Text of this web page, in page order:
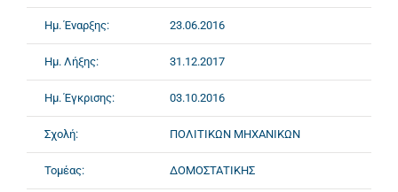
Ημ. Έναρξης: 23.06.2016
Ημ. Λήξης: 31.12.2017
Ημ. Έγκρισης: 03.10.2016
Σχολή: ΠΟΛΙΤΙΚΩΝ ΜΗΧΑΝΙΚΩΝ
Τομέας: ΔΟΜΟΣΤΑΤΙΚΗΣ